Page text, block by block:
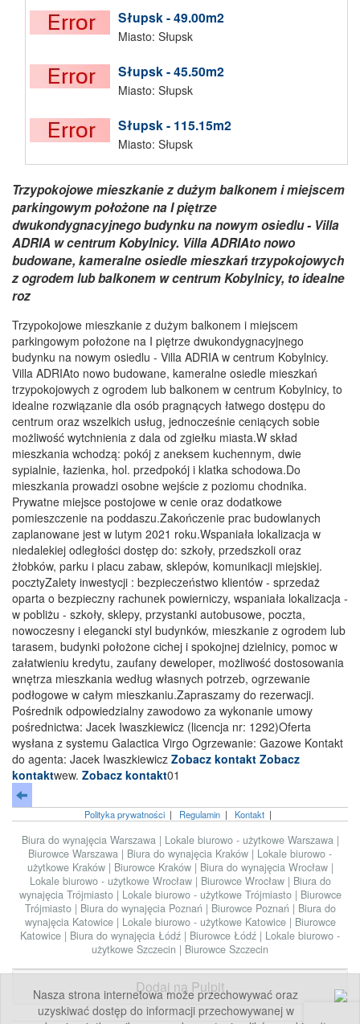
Nasza strona internetowa może przechowywać oraz
uzyskiwać dostęp do informacji przechowywanej w
Słupsk - 49.00m2
Miasto: Słupsk
Słupsk - 45.50m2
Miasto: Słupsk
Słupsk - 115.15m2
Miasto: Słupsk
Trzypokojowe mieszkanie z dużym balkonem i miejscem
parkingowym położone na I piętrze
dwukondygnacyjnego budynku na nowym osiedlu - Villa
ADRIA w centrum Kobylnicy. Villa ADRIAto nowo
budowane, kameralne osiedle mieszkań trzypokojowych
z ogrodem lub balkonem w centrum Kobylnicy, to idealne
roz
Trzypokojowe mieszkanie z dużym balkonem i miejscem
parkingowym położone na I piętrze dwukondygnacyjnego
budynku na nowym osiedlu - Villa ADRIA w centrum Kobylnicy.
Villa ADRIAto nowo budowane, kameralne osiedle mieszkań
trzypokojowych z ogrodem lub balkonem w centrum Kobylnicy, to
idealne rozwiązanie dla osób pragnących łatwego dostępu do
centrum oraz wszelkich usług, jednocześnie ceniących sobie
możliwość wytchnienia z dala od zgiełku miasta.W skład
mieszkania wchodzą: pokój z aneksem kuchennym, dwie
sypialnie, łazienka, hol. przedpokój i klatka schodowa.Do
mieszkania prowadzi osobne wejście z poziomu chodnika.
Prywatne miejsce postojowe w cenie oraz dodatkowe
pomieszczenie na poddaszu.Zakończenie prac budowlanych
zaplanowane jest w lutym 2021 roku.Wspaniała lokalizacja w
niedalekiej odległości dostęp do: szkoły, przedszkoli oraz
żłobków, parku i placu zabaw, sklepów, komunikacji miejskiej.
pocztyZalety inwestycji : bezpieczeństwo klientów - sprzedaż
oparta o bezpieczny rachunek powierniczy, wspaniała lokalizacja -
w pobliżu - szkoły, sklepy, przystanki autobusowe, poczta,
nowoczesny i elegancki styl budynków, mieszkanie z ogrodem lub
tarasem, budynki położone cichej i spokojnej dzielnicy, pomoc w
załatwieniu kredytu, zaufany deweloper, możliwość dostosowania
wnętrza mieszkania według własnych potrzeb, ogrzewanie
podłogowe w całym mieszkaniu.Zapraszamy do rezerwacji.
Pośrednik odpowiedzialny zawodowo za wykonanie umowy
pośrednictwa: Jacek Iwaszkiewicz (licencja nr: 1292)Oferta
wysłana z systemu Galactica Virgo Ogrzewanie: Gazowe Kontakt
do agenta: Jacek Iwaszkiewicz Zobacz kontakt Zobacz
kontaktwew. Zobacz kontakt01
Polityka prywatności| Regulamin| Kontakt|
Biura do wynajęcia Warszawa | Lokale biurowo - użytkowe Warszawa |
Biurowce Warszawa | Biura do wynajęcia Kraków | Lokale biurowo -
użytkowe Kraków | Biurowce Kraków | Biura do wynajęcia Wrocław |
Lokale biurowo - użytkowe Wrocław | Biurowce Wrocław | Biura do
wynajęcia Trójmiasto | Lokale biurowo - użytkowe Trójmiasto | Biurowce
Trójmiasto | Biura do wynajęcia Poznań | Biurowce Poznań | Biura do
wynajęcia Katowice | Lokale biurowo - użytkowe Katowice | Biurowce
Katowice | Biura do wynajęcia Łódź | Biurowce Łódź | Lokale biurowo -
użytkowe Szczecin | Biurowce Szczecin
Dodaj na Pulpit